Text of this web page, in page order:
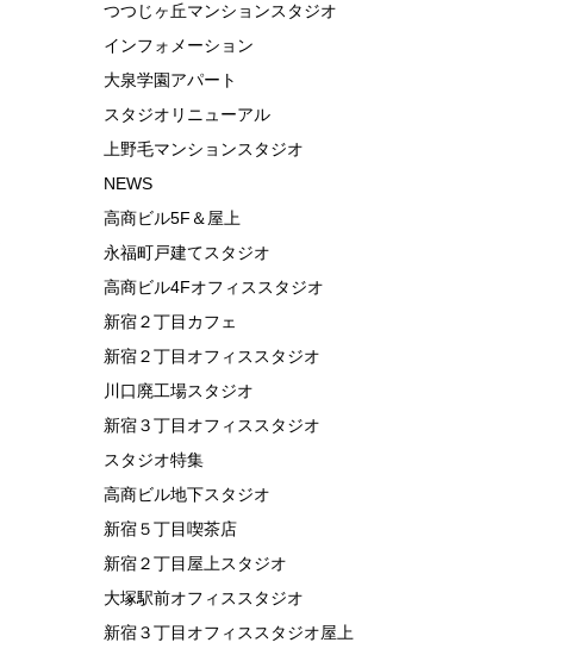
つつじヶ丘マンションスタジオ
インフォメーション
大泉学園アパート
スタジオリニューアル
上野毛マンションスタジオ
NEWS
高商ビル5F＆屋上
永福町戸建てスタジオ
高商ビル4Fオフィススタジオ
新宿２丁目カフェ
新宿２丁目オフィススタジオ
川口廃工場スタジオ
新宿３丁目オフィススタジオ
スタジオ特集
高商ビル地下スタジオ
新宿５丁目喫茶店
新宿２丁目屋上スタジオ
大塚駅前オフィススタジオ
新宿３丁目オフィススタジオ屋上